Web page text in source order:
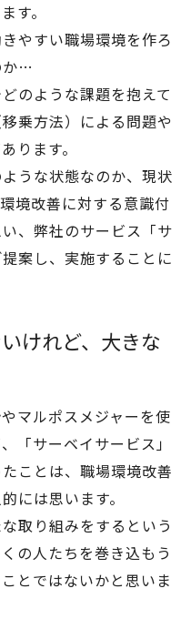
す。
やすい職場環境を作ろ
か…
のような課題を抱えて
乗方法）による問題や
ります。
うな状態なのか、現状
境改善に対する意識付
、弊社のサービス「サ
案し、実施することに
けれど、大きな
マルポスメジャーを使
「サーベイサービス」
ことは、職場環境改善
には思います。
取り組みをするという
の人たちを巻き込もう
とではないかと思いま